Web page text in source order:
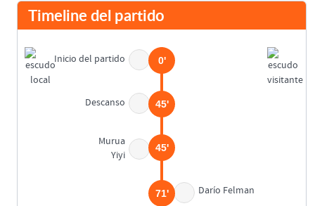
Timeline del partido
Inicio del partido 0'
Descanso 45'
Murua
Yiyi
45'
Darío Felman
71'